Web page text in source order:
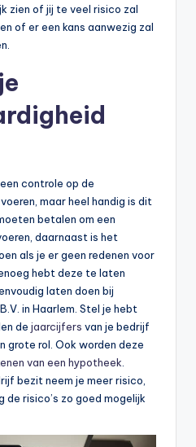
zien of jij te veel risico zal
of er een kans aanwezig zal
controle op de
maar heel handig is dit
betalen om een
daarnaast is het
als je er geen redenen voor
hebt deze te laten
laten doen bij
in Haarlem. Stel je hebt
de jaarcijfers van je bedrijf
grote rol. Ook worden deze
van een hypotheek
bezit neem je meer risico,
risico’s zo goed mogelijk